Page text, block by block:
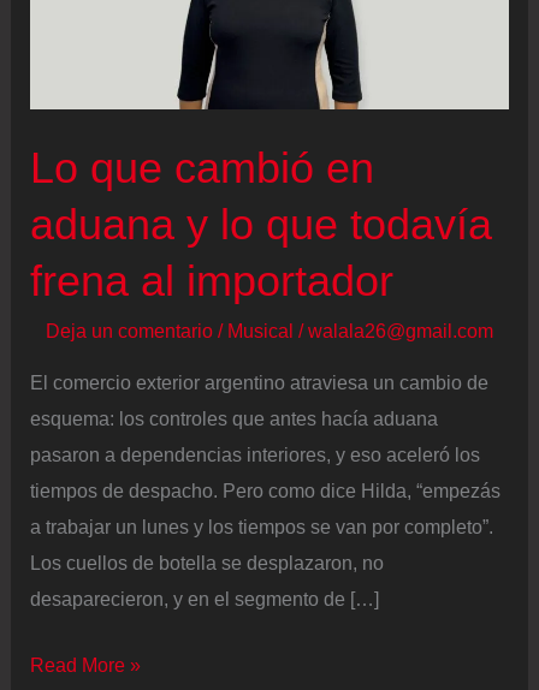
Lo que cambió en
aduana y lo que todavía
frena al importador
Deja un comentario / Musical /walala26@gmail.com
El comercio exterior argentino atraviesa un cambio de
esquema: los controles que antes hacía aduana
pasaron a dependencias interiores, y eso aceleró los
tiempos de despacho. Pero como dice Hilda, “empezás
a trabajar un lunes y los tiempos se van por completo”.
Los cuellos de botella se desplazaron, no
desaparecieron, y en el segmento de […]
Lo
Read More »